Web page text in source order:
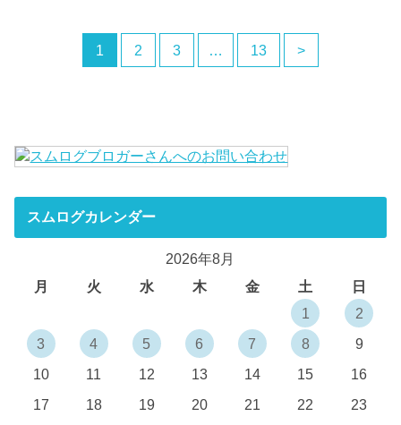
1 2 3 … 13 >
スムログカレンダー
2026年8月
月
火 水 木 金 土
日
1
2
3
4 5 6 7 8
9
10
11 12 13 14 15
16
17
18 19 20 21 22
23